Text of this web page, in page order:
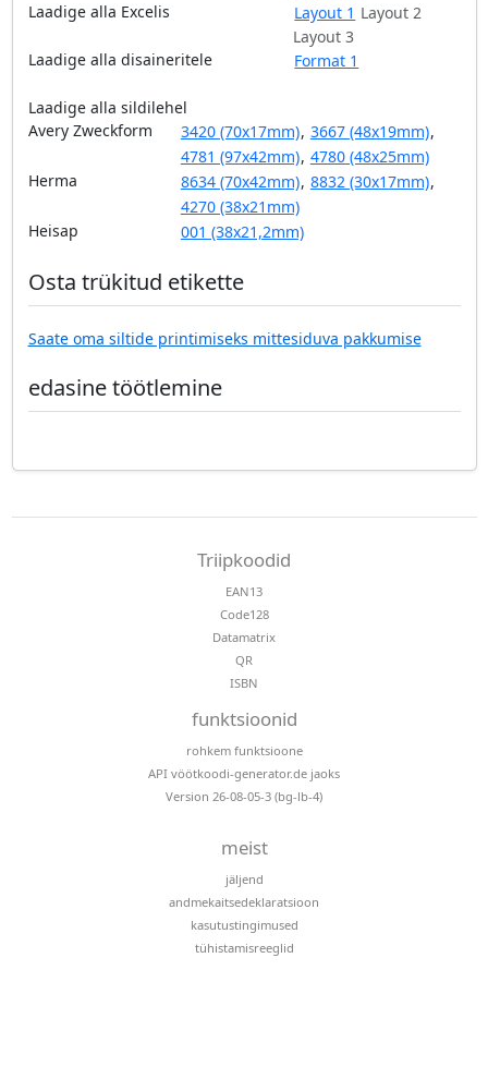
Laadige alla Excelis
Layout 1 Layout 2
Layout 3
Laadige alla disaineritele
Format 1
Laadige alla sildilehel
Avery Zweckform
3420 (70x17mm), 3667 (48x19mm),
4781 (97x42mm), 4780 (48x25mm)
Herma
8634 (70x42mm), 8832 (30x17mm),
4270 (38x21mm)
Heisap
001 (38x21,2mm)
Osta trükitud etikette
Saate oma siltide printimiseks mittesiduva pakkumise
edasine töötlemine
Triipkoodid
EAN13
Code128
Datamatrix
QR
ISBN
funktsioonid
rohkem funktsioone
API vöötkoodi-generator.de jaoks
Version 26-08-05-3 (bg-lb-4)
meist
jäljend
andmekaitsedeklaratsioon
kasutustingimused
tühistamisreeglid